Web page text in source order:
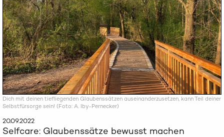
Dich mit deinen tiefliegenden Glaubenssätzen auseinanderzusetzen, kann Teil deiner
Selbstfürsorge sein! (Foto: A. Iby-Pernecker)
20.09.2022
Selfcare: Glaubenssätze bewusst machen